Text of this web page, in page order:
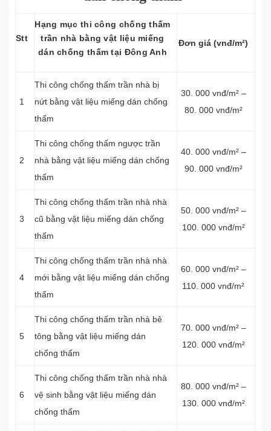
Stt
Hạng mục thi công chống thấm
trần nhà bằng vật liệu miếng
dán chống thấm tại Đông Anh
Đơn giá (vnđ/m²)
1
Thi công chống thấm trần nhà bị
nứt bằng vật liệu miếng dán chống
thấm
30. 000 vnđ/m² –
80. 000 vnđ/m²
2
Thi công chống thấm ngược trần
nhà bằng vật liệu miếng dán chống
thấm
40. 000 vnđ/m² –
90. 000 vnđ/m²
3
Thi công chống thấm trần nhà nhà
cũ bằng vật liệu miếng dán chống
thấm
50. 000 vnđ/m² –
100. 000 vnđ/m²
4
Thi công chống thấm trần nhà nhà
mới bằng vật liệu miếng dán chống
thấm
60. 000 vnđ/m² –
110. 000 vnđ/m²
5
Thi công chống thấm trần nhà bê
tông bằng vật liệu miếng dán
chống thấm
70. 000 vnđ/m² –
120. 000 vnđ/m²
6
Thi công chống thấm trần nhà nhà
vệ sinh bằng vật liệu miếng dán
chống thấm
80. 000 vnđ/m² –
130. 000 vnđ/m²